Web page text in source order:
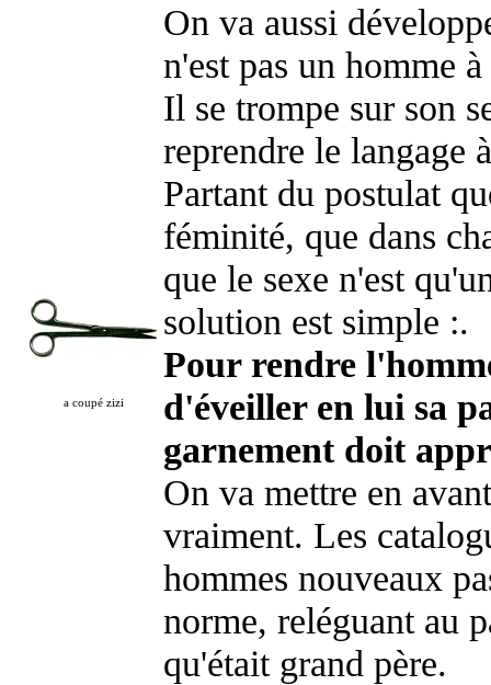
a coupé zizi
On va aussi
n'est pas un homme
Il se trompe sur son
reprendre le langage
Partant du postulat
féminité, que dans
que le sexe n'est
solution est simple :.
Pour rendre
d'éveiller en lui sa
garnement doit
On va mettre en
vraiment. Les
hommes nouveaux
norme, reléguant au
qu'était grand père.